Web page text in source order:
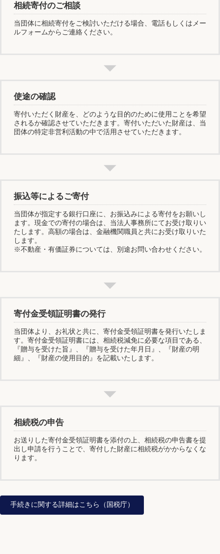
相続寄付のご相談
当団体に相続寄付をご検討いただける場合、電話もしくはメー
ルフォームからご連絡ください。
使途の確認
寄付いただく財産を、どのような目的のために使用ことを希望
されるか確認させていただきます。寄付いただいた財産は、当
団体の特定非営利活動の中で活用させていただきます。
振込等によるご寄付
当団体が指定する銀行口座に、お振込みによる寄付をお願いし
ます。現金での寄付の場合は、当法人事務所にてお受け取りい
たします。高額の場合は、金融機関職員と共にお受け取りいた
します。
※不動産・有価証券については、別途お問い合わせください。
寄付金受領証明書の発行
当団体より、お礼状と共に、寄付金受領証明書を発行いたしま
す。寄付金受領証明書には、相続税減免に必要な項目である、
『贈与を受けた旨』、『贈与を受けた年月日』、『財産の明
細』、『財産の使用目的』を記載いたします。
相続税の申告
お送りした寄付金受領証明書を添付の上、相続税の申告書を提
出し申請を行うことで、寄付した財産に相続税がかからなくな
ります。
手続きに関する詳細はこちら（国税庁）